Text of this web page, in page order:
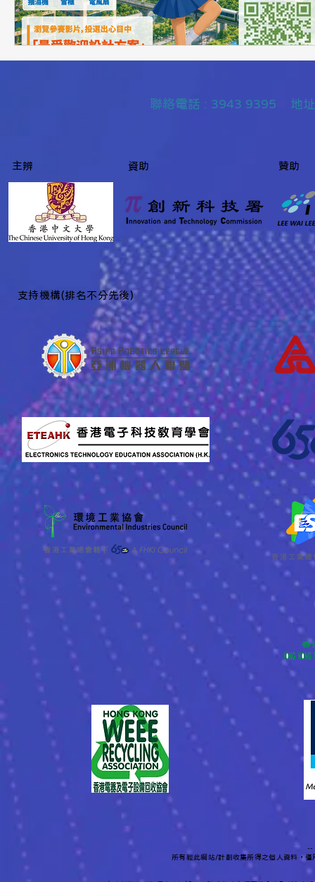
聯絡電話 : 3943 9395 地址
主辨 資助 贊助
​支持機構(排名不分先後)
--
所有經此網站/計劃收集所得之個人資料，